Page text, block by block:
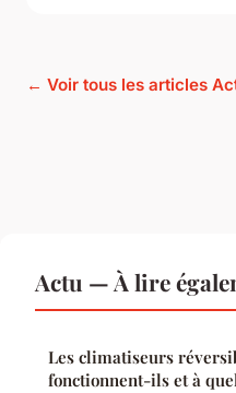
← Voir tous les articles
Actu — À lire
Les climatiseurs
fonctionnent-ils et à